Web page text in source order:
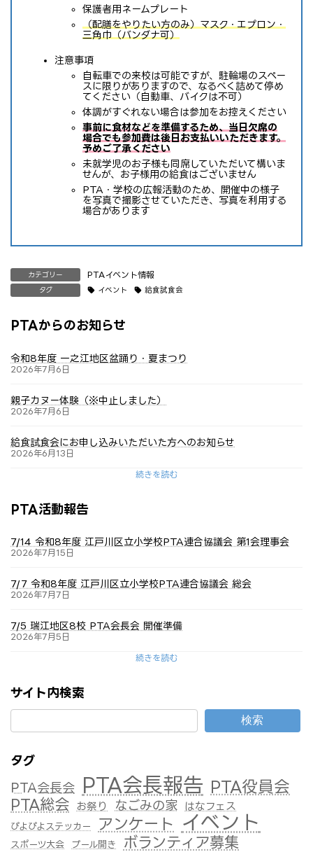
保護者用ネームプレート
（配膳をやりたい方のみ）マスク・エプロン・
三角巾（バンダナ可）
注意事項
自転車での来校は可能ですが、駐輪場のスペー
スに限りがありますので、なるべく詰めて停め
てください（自動車、バイクは不可）
体調がすぐれない場合は参加をお控えください
事前に食材などを準備するため、当日欠席の
場合でも参加費は後日お支払いいただきます。
予めご了承ください
未就学児のお子様も同席していただいて構いま
せんが、お子様用の給食はございません
PTA・学校の広報活動のため、開催中の様子
を写真で撮影させていただき、写真を利用する
場合があります
カテゴリー PTAイベント情報
タグ イベント 給食試食会
PTAからのお知らせ
令和8年度 一之江地区盆踊り・夏まつり
2026年7月6日
親子カヌー体験（※中止しました）
2026年7月6日
給食試食会にお申し込みいただいた方へのお知らせ
2026年6月13日
続きを読む
PTA活動報告
7/14 令和8年度 江戸川区立小学校PTA連合協議会 第1会理事会
2026年7月15日
7/7 令和8年度 江戸川区立小学校PTA連合協議会 総会
2026年7月7日
7/5 瑞江地区8校 PTA会長会 開催準備
2026年7月5日
続きを読む
サイト内検索
検索
タグ
PTA会長会
PTA会長報告 PTA役員会
PTA総会 お祭り なごみの家 はなフェス
ぴよぴよステッカー アンケート イベント
スポーツ大会 プール開き ボランティア募集